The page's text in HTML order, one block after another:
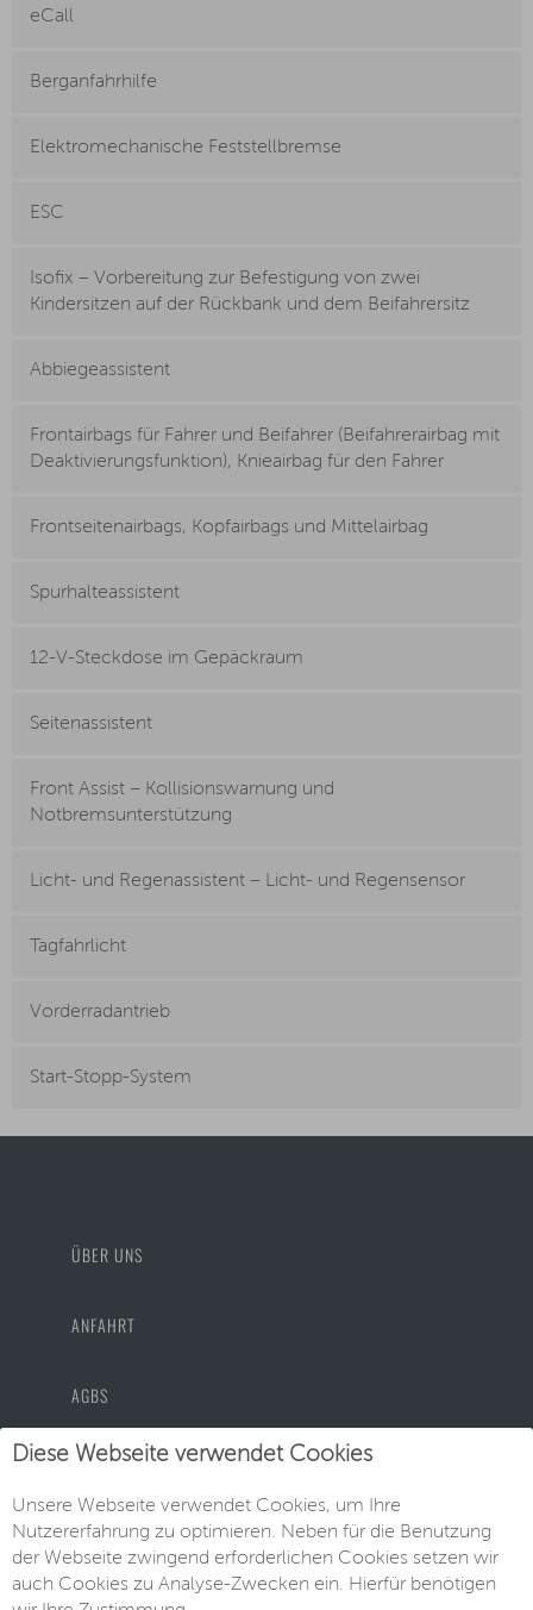
eCall
Berganfahrhilfe
Elektromechanische Feststellbremse
ESC
Isofix – Vorbereitung zur Befestigung von zwei
Kindersitzen auf der Rückbank und dem Beifahrersitz
Abbiegeassistent
Frontairbags für Fahrer und Beifahrer (Beifahrerairbag mit
Deaktivierungsfunktion), Knieairbag für den Fahrer
Frontseitenairbags, Kopfairbags und Mittelairbag
Spurhalteassistent
12-V-Steckdose im Gepäckraum
Seitenassistent
Front Assist – Kollisionswarnung und
Notbremsunterstützung
Licht- und Regenassistent – Licht- und Regensensor
Tagfahrlicht
Vorderradantrieb
Start-Stopp-System
ÜBER UNS
ANFAHRT
AGBS
DATENSCHUTZ
IMPRESSUM
Diese Webseite verwendet Cookies
Unsere Webseite verwendet Cookies, um Ihre
Nutzererfahrung zu optimieren. Neben für die Benutzung
der Webseite zwingend erforderlichen Cookies setzen wir
auch Cookies zu Analyse-Zwecken ein. Hierfür benötigen